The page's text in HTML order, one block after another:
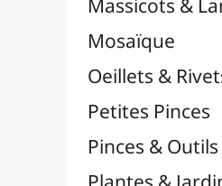
Tampons et Encreurs 
Washi Tape / Masking Tape
Vinyles & Flex 
Médiums, Vernis & Colles
Modelage / Sculpture
Peintures / Couleurs